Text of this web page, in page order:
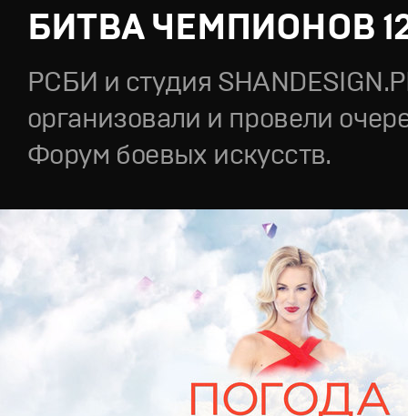
БИТВА ЧЕМПИОНОВ
РСБИ и студия
организовали и провели
Форум боевых искусств.